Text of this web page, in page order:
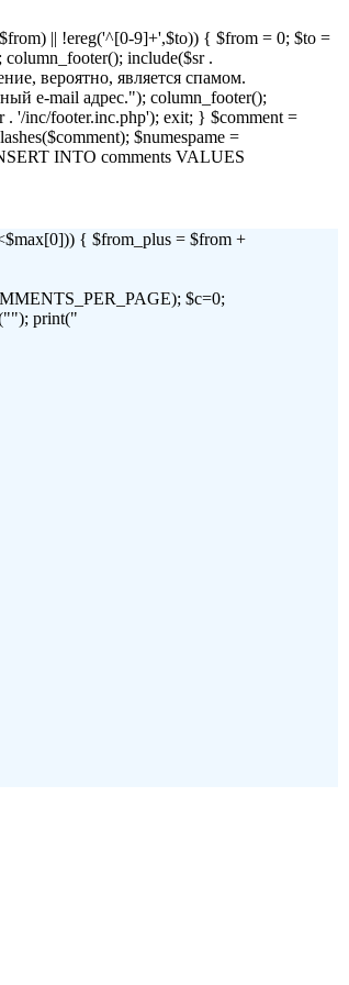
|| !ereg('^[0-9]+',$to)) { $from = 0; $to =
include($sr .
вероятно, является спамом.
e-mail адрес."); column_footer();
. '/inc/footer.inc.php'); exit; } $comment =
$numespame =
INTO comments VALUES
{ $from_plus = $from +
$c=0;
print("